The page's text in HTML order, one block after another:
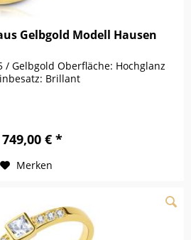
Gelbgold Modell Hausen
/ Gelbgold Oberfläche: Hochglanz
Brillant
749,00 € *
Merken